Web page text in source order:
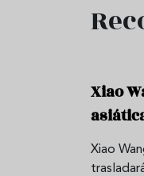
Xiao
Xiao